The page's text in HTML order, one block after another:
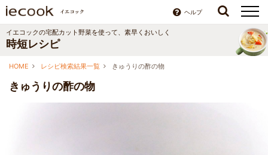
ヘルプ
イエコックの宅配カット野菜を使って、素早くおいしく
時短レシピ
HOME レシピ検索結果一覧 きゅうりの酢の物
きゅうりの酢の物